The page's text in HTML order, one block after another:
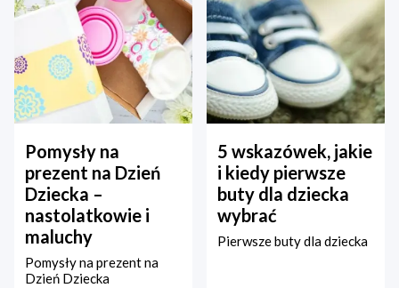
Pomysły na
prezent na Dzień
Dziecka –
nastolatkowie i
maluchy
Pomysły na prezent na
Dzień Dziecka
5 wskazówek, jakie
i kiedy pierwsze
buty dla dziecka
wybrać
Pierwsze buty dla dziecka